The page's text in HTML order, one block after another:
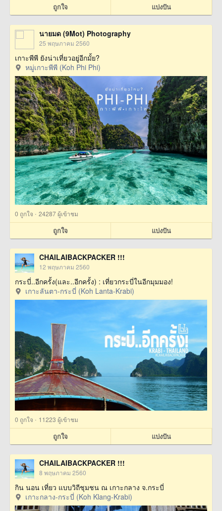
ถูกใจ แบ่งปัน
นายมด (9Mot) Photography
25 พฤษภาคม 2560
เกาะพีพี ยังน่าเที่ยวอยู่อีกมั้ย?
หมู่เกาะพีพี (Koh Phi Phi)
0 ถูกใจ · 24287 ผู้เข้าชม
ถูกใจ แบ่งปัน
CHAILAIBACKPACKER !!!
12 พฤษภาคม 2560
กระบี่..อีกครั้ง(และ..อีกครั้ง) : เที่ยวกระบี่ในอีกมุมมอง!
เกาะลันตา-กระบี่ (Koh Lanta-Krabi)
0 ถูกใจ · 11223 ผู้เข้าชม
ถูกใจ แบ่งปัน
CHAILAIBACKPACKER !!!
8 พฤษภาคม 2560
กิน นอน เที่ยว แบบวิถีชุมชน ณ เกาะกลาง จ.กระบี่
เกาะกลาง-กระบี่ (Koh Klang-Krabi)